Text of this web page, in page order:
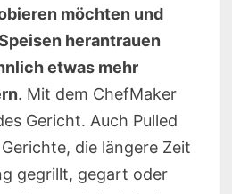
möchten und
herantrauen
etwas mehr
. Mit dem ChefMaker
Gericht. Auch Pulled
die längere Zeit
gegrillt, gegart oder